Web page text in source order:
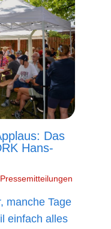
Das
Hans-
Pressemitteilungen
manche Tage
einfach alles